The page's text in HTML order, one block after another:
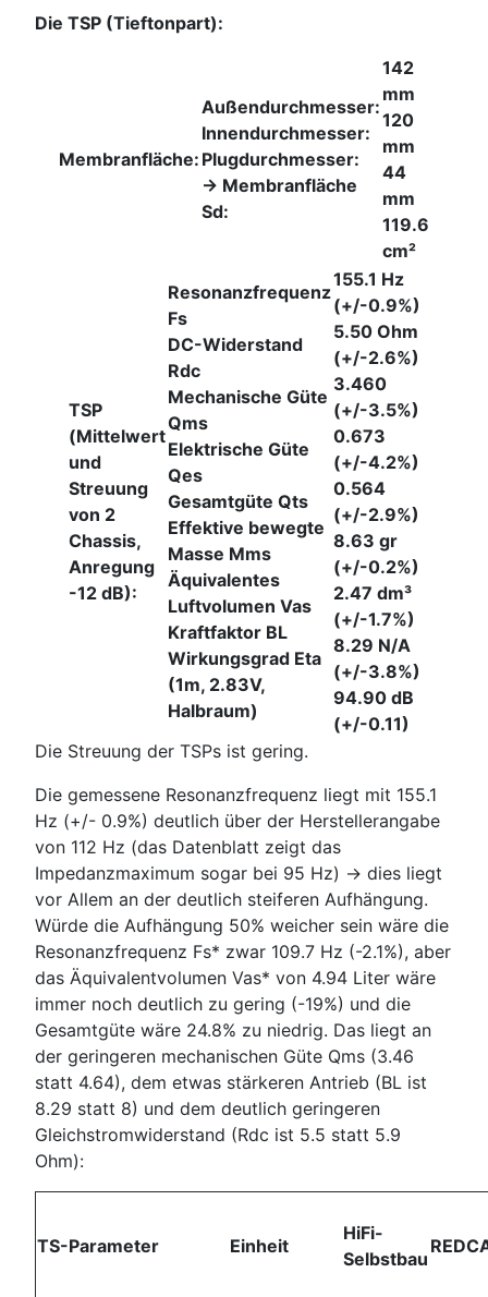
Die TSP (Tieftonpart):
Membranfläche:
Außendurchmesser:
Innendurchmesser:
Plugdurchmesser:
-> Membranfläche
Sd:
142
mm
120
mm
44
mm
119.6
cm²
TSP
(Mittelwert
und
Streuung
von 2
Chassis,
Anregung
-12 dB):
Resonanzfrequenz
Fs
DC-Widerstand
Rdc
Mechanische Güte
Qms
Elektrische Güte
Qes
Gesamtgüte Qts
Effektive bewegte
Masse Mms
Äquivalentes
Luftvolumen Vas
Kraftfaktor BL
Wirkungsgrad Eta
(1m, 2.83V,
Halbraum)
155.1 Hz
(+/-0.9%)
5.50 Ohm
(+/-2.6%)
3.460
(+/-3.5%)
0.673
(+/-4.2%)
0.564
(+/-2.9%)
8.63 gr
(+/-0.2%)
2.47 dm³
(+/-1.7%)
8.29 N/A
(+/-3.8%)
94.90 dB
(+/-0.11)
Die Streuung der TSPs ist gering.
Die gemessene Resonanzfrequenz liegt mit 155.1
Hz (+/- 0.9%) deutlich über der Herstellerangabe
von 112 Hz (das Datenblatt zeigt das
Impedanzmaximum sogar bei 95 Hz) -> dies liegt
vor Allem an der deutlich steiferen Aufhängung.
Würde die Aufhängung 50% weicher sein wäre die
Resonanzfrequenz Fs* zwar 109.7 Hz (-2.1%), aber
das Äquivalentvolumen Vas* von 4.94 Liter wäre
immer noch deutlich zu gering (-19%) und die
Gesamtgüte wäre 24.8% zu niedrig. Das liegt an
der geringeren mechanischen Güte Qms (3.46
statt 4.64), dem etwas stärkeren Antrieb (BL ist
8.29 statt 8) und dem deutlich geringeren
Gleichstromwiderstand (Rdc ist 5.5 statt 5.9
Ohm):
TS-Parameter Einheit
HiFi-
Selbstbau